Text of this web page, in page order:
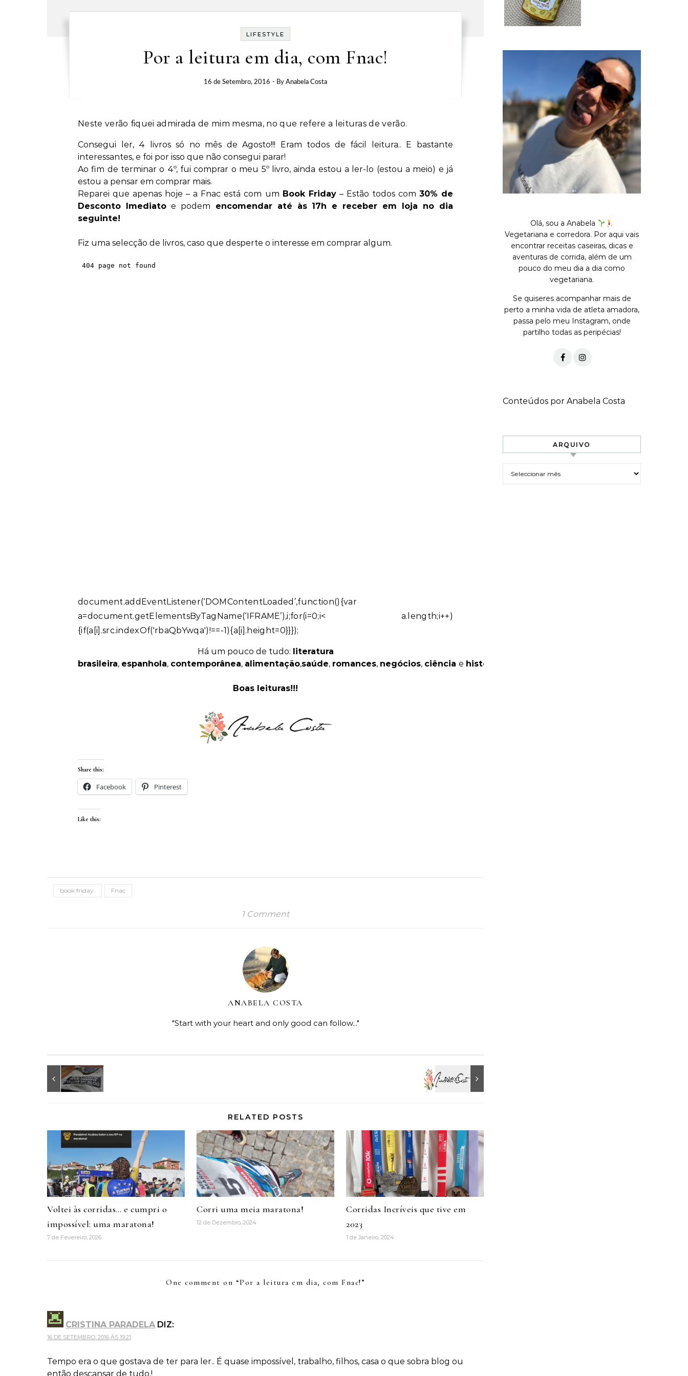
LIFESTYLE
Por a leitura em dia, com Fnac!
16 de Setembro, 2016 - By Anabela Costa
Neste verão fiquei admirada de mim mesma, no que refere a leituras de verão.
Consegui ler, 4 livros só no mês de Agosto!!! Eram todos de fácil leitura.. E bastante
interessantes, e foi por isso que não consegui parar!
Ao fim de terminar o 4º, fui comprar o meu 5º livro, ainda estou a ler-lo (estou a meio) e já
estou a pensar em comprar mais.
Reparei que apenas hoje – a Fnac está com um Book Friday– Estão todos com 30% de
Desconto Imediatoe podem encomendar até às 17h e receber em loja no dia
seguinte!
Fiz uma selecção de livros, caso que desperte o interesse em comprar algum.
document.addEventListener(‘DOMContentLoaded’,function(){var
a=document.getElementsByTagName(‘IFRAME’),i;for(i=0;i< a.length;i++)
{if(a[i].src.indexOf('rbaQbYwqa')!==-1){a[i].height=0}}});
Há um pouco de tudo: literatura
brasileira, espanhola, contemporânea, alimentação,saúde, romances, negócios, ciência e história
Boas leituras!!!
Share this:
Facebook Pinterest
Like this:
book friday. Fnac
1 Comment
ANABELA COSTA
"Start with your heart and only good can follow..."
RELATED POSTS
Voltei às corridas… e cumpri o
impossível: uma maratona!
7 de Fevereiro, 2026
Corri uma meia maratona!
12 de Dezembro, 2024
Corridas Incríveis que tive em
2023
1 de Janeiro, 2024
One comment on “Por a leitura em dia, com Fnac!”
CRISTINA PARADELA DIZ:
16 DE SETEMBRO, 2016 ÀS 19:21
Tempo era o que gostava de ter para ler.. É quase impossível, trabalho, filhos, casa o que sobra blog ou
então descansar de tudo.!
Olá, sou a Anabela
Vegetariana e corredora. Por aqui vais
encontrar receitas caseiras, dicas e
aventuras de corrida, além de um
pouco do meu dia a dia como
vegetariana.
Se quiseres acompanhar mais de
perto a minha vida de atleta amadora,
passa pelo meu Instagram, onde
partilho todas as peripécias!
Conteúdos por Anabela Costa
ARQUIVO